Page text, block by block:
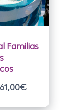
Familias
€